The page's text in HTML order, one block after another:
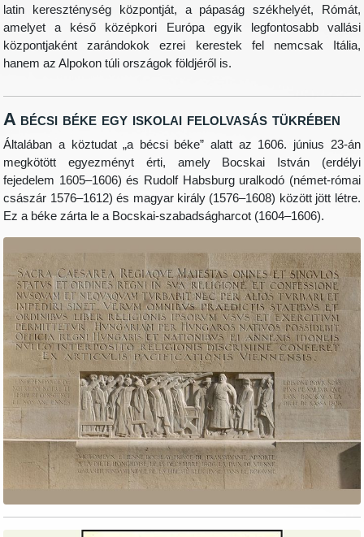
latin kereszténység központját, a pápaság székhelyét, Rómát,
amelyet a késő középkori Európa egyik legfontosabb vallási
központjaként zarándokok ezrei kerestek fel nemcsak Itália,
hanem az Alpokon túli országok földjéről is.
A bécsi béke egy iskolai felolvasás tükrében
Általában a köztudat „a bécsi béke” alatt az 1606. június 23-án
megkötött egyezményt érti, amely Bocskai István (erdélyi
fejedelem 1605–1606) és Rudolf Habsburg uralkodó (német-római
császár 1576–1612) és magyar király (1576–1608) között jött létre.
Ez a béke zárta le a Bocskai-szabadságharcot (1604–1606).